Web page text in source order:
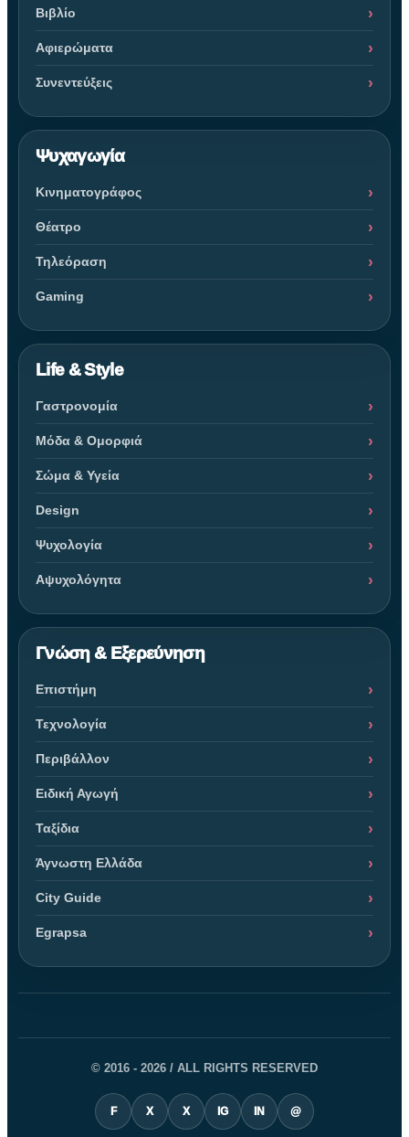
Βιβλίο
Αφιερώματα
Συνεντεύξεις
Ψυχαγωγία
Κινηματογράφος
Θέατρο
Τηλεόραση
Gaming
Life & Style
Γαστρονομία
Μόδα & Ομορφιά
Σώμα & Υγεία
Design
Ψυχολογία
Αψυχολόγητα
Γνώση & Εξερεύνηση
Επιστήμη
Τεχνολογία
Περιβάλλον
Ειδική Αγωγή
Ταξίδια
Άγνωστη Ελλάδα
City Guide
Egrapsa
© 2016 - 2026 / ALL RIGHTS RESERVED
F X X IG IN @